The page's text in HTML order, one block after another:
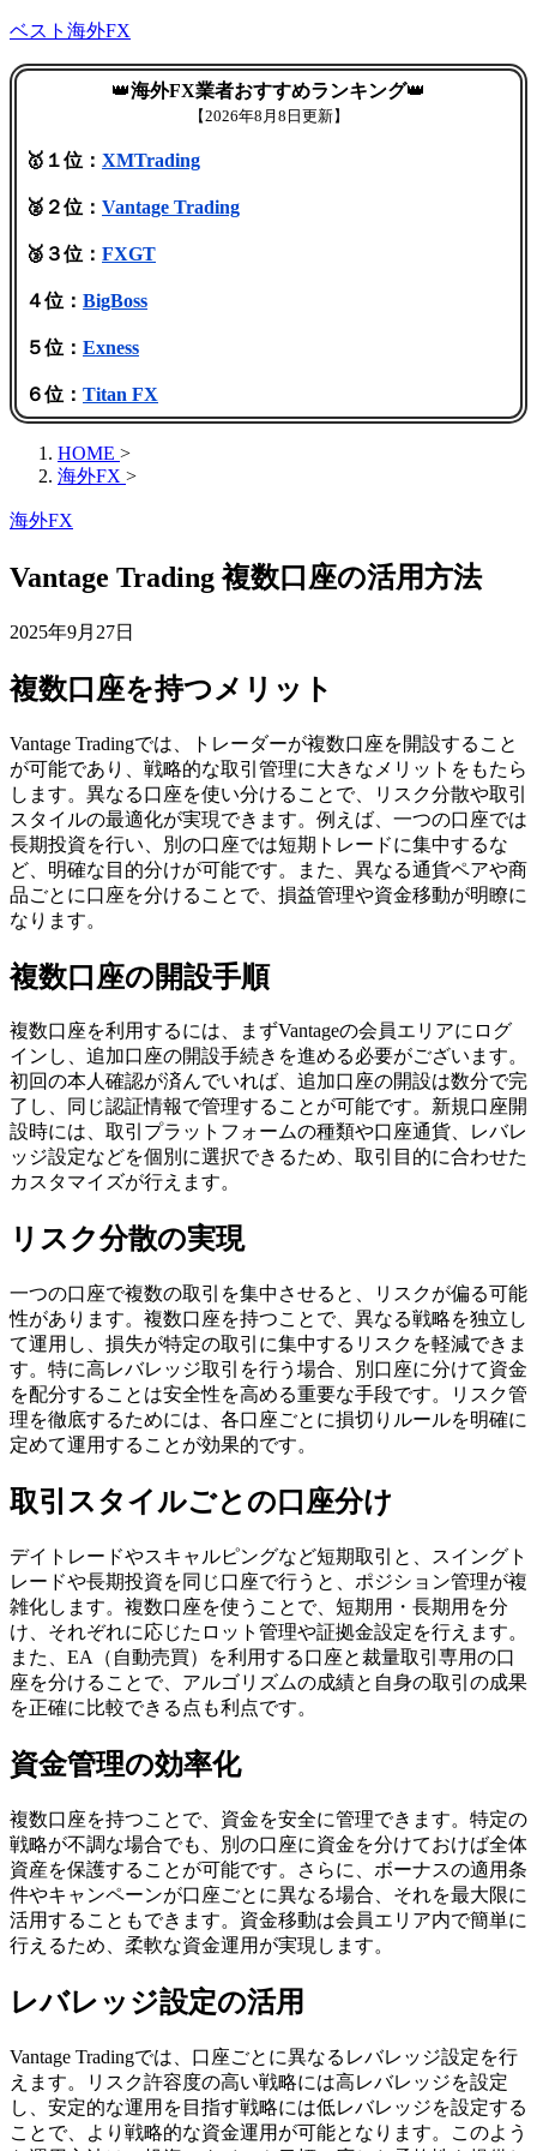
ベスト海外FX
👑海外FX業者おすすめランキング👑
【2026年8月8日更新】
🥇１位： XMTrading
🥈２位： Vantage Trading
🥉３位： FXGT
４位： BigBoss
５位： Exness
６位： Titan FX
HOME >
海外FX >
海外FX
Vantage Trading 複数口座の活用方法
2025年9月27日
複数口座を持つメリット
Vantage Tradingでは、トレーダーが複数口座を開設すること
が可能であり、戦略的な取引管理に大きなメリットをもたら
します。異なる口座を使い分けることで、リスク分散や取引
スタイルの最適化が実現できます。例えば、一つの口座では
長期投資を行い、別の口座では短期トレードに集中するな
ど、明確な目的分けが可能です。また、異なる通貨ペアや商
品ごとに口座を分けることで、損益管理や資金移動が明瞭に
なります。
複数口座の開設手順
複数口座を利用するには、まずVantageの会員エリアにログ
インし、追加口座の開設手続きを進める必要がございます。
初回の本人確認が済んでいれば、追加口座の開設は数分で完
了し、同じ認証情報で管理することが可能です。新規口座開
設時には、取引プラットフォームの種類や口座通貨、レバレ
ッジ設定などを個別に選択できるため、取引目的に合わせた
カスタマイズが行えます。
リスク分散の実現
一つの口座で複数の取引を集中させると、リスクが偏る可能
性があります。複数口座を持つことで、異なる戦略を独立し
て運用し、損失が特定の取引に集中するリスクを軽減できま
す。特に高レバレッジ取引を行う場合、別口座に分けて資金
を配分することは安全性を高める重要な手段です。リスク管
理を徹底するためには、各口座ごとに損切りルールを明確に
定めて運用することが効果的です。
取引スタイルごとの口座分け
デイトレードやスキャルピングなど短期取引と、スイングト
レードや長期投資を同じ口座で行うと、ポジション管理が複
雑化します。複数口座を使うことで、短期用・長期用を分
け、それぞれに応じたロット管理や証拠金設定を行えます。
また、EA（自動売買）を利用する口座と裁量取引専用の口
座を分けることで、アルゴリズムの成績と自身の取引の成果
を正確に比較できる点も利点です。
資金管理の効率化
複数口座を持つことで、資金を安全に管理できます。特定の
戦略が不調な場合でも、別の口座に資金を分けておけば全体
資産を保護することが可能です。さらに、ボーナスの適用条
件やキャンペーンが口座ごとに異なる場合、それを最大限に
活用することもできます。資金移動は会員エリア内で簡単に
行えるため、柔軟な資金運用が実現します。
レバレッジ設定の活用
Vantage Tradingでは、口座ごとに異なるレバレッジ設定を行
えます。リスク許容度の高い戦略には高レバレッジを設定
し、安定的な運用を目指す戦略には低レバレッジを設定する
ことで、より戦略的な資金運用が可能となります。このよう